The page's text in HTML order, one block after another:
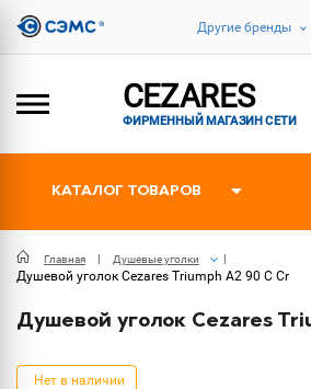
Другие бренды
CEZARES
ФИРМЕННЫЙ МАГАЗИН СЕТИ
КАТАЛОГ ТОВАРОВ
Главная Душевые уголки
Душевой уголок Cezares Triumph A2 90 C Cr
Душевой уголок Cezares
Нет в наличии